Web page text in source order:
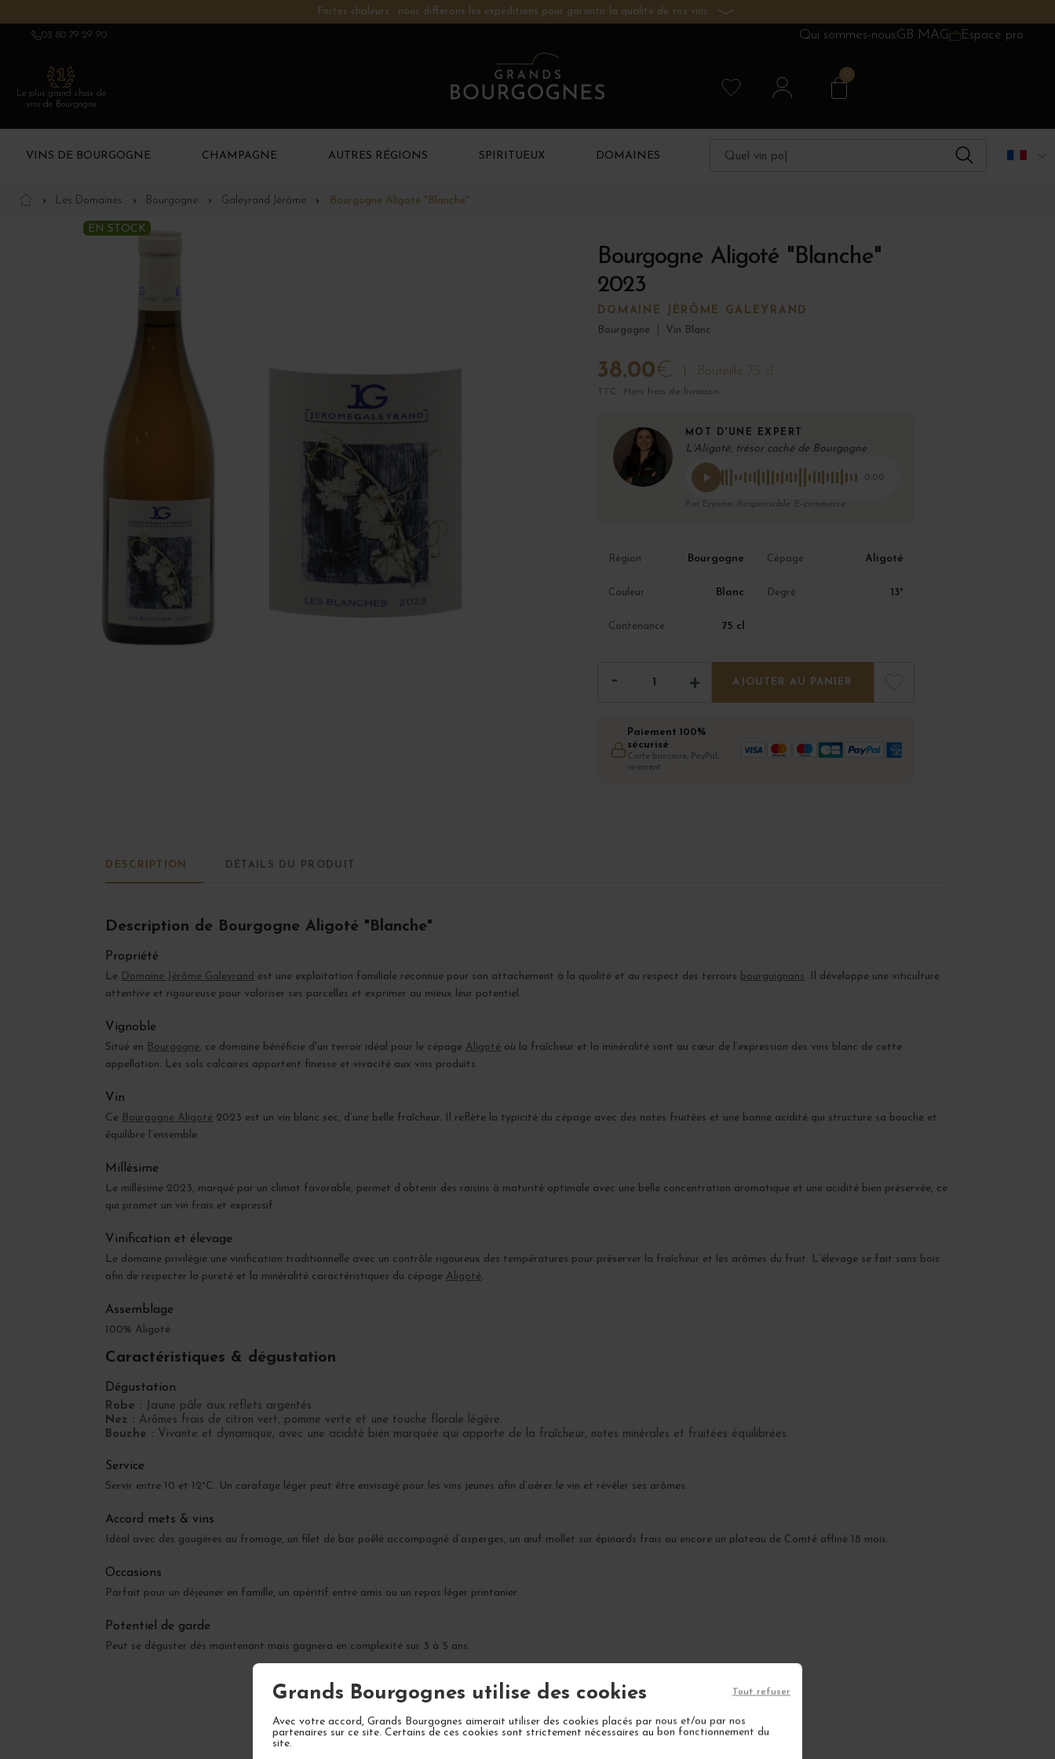
Grands Bourgognes utilise des cookies
Avec votre accord, Grands Bourgognes aimerait utiliser des cookies placés par nous et/ou par nos
partenaires sur ce site. Certains de ces cookies sont strictement nécessaires au bon fonctionnement du
site.
Tout refuser
Fortes chaleurs : nous différons les expéditions pour garantir la qualité de vos vins.
03 80 79 29 90 Qui sommes-nousGB MAG Espace pro
Le plus grand choix de
vins de Bourgogne
0
VINS DE BOURGOGNE CHAMPAGNE AUTRES RÉGIONS SPIRITUEUX DOMAINES
Les Domaines Bourgogne Galeyrand Jérôme Bourgogne Aligoté "Blanche"
EN STOCK
Bourgogne Aligoté "Blanche"
2023
DOMAINE JÉRÔME GALEYRAND
Bourgogne
Vin Blanc
38.00€ Bouteille 75 cl
TTC · Hors frais de livraison
MOT D'UNE EXPERT
L'Aligoté, trésor caché de Bourgogne
0:00
Par Eryane, Responsable E-commerce
Région Bourgogne Cépage Aligoté
Couleur Blanc Degré 13°
Contenance 75 cl
AJOUTER AU PANIER
Paiement 100%
sécurisé
Carte bancaire, PayPal,
virement
DESCRIPTION DÉTAILS DU PRODUIT
Description de Bourgogne Aligoté "Blanche"
Propriété
Le Domaine Jérôme Galeyrand est une exploitation familiale reconnue pour son attachement à la qualité et au respect des terroirs bourguignons. Il développe une viticulture
attentive et rigoureuse pour valoriser ses parcelles et exprimer au mieux leur potentiel.
Vignoble
Situé en Bourgogne, ce domaine bénéficie d'un terroir idéal pour le cépage Aligoté où la fraîcheur et la minéralité sont au cœur de l’expression des vins blanc de cette
appellation. Les sols calcaires apportent finesse et vivacité aux vins produits.
Vin
Ce Bourgogne Aligoté 2023 est un vin blanc sec, d’une belle fraîcheur. Il reflète la typicité du cépage avec des notes fruitées et une bonne acidité qui structure sa bouche et
équilibre l’ensemble.
Millésime
Le millésime 2023, marqué par un climat favorable, permet d’obtenir des raisins à maturité optimale avec une belle concentration aromatique et une acidité bien préservée, ce
qui promet un vin frais et expressif.
Vinification et élevage
Le domaine privilégie une vinification traditionnelle avec un contrôle rigoureux des températures pour préserver la fraîcheur et les arômes du fruit. L’élevage se fait sans bois
afin de respecter la pureté et la minéralité caractéristiques du cépage Aligoté.
Assemblage
100% Aligoté
Caractéristiques & dégustation
Dégustation
Robe : Jaune pâle aux reflets argentés.
Nez : Arômes frais de citron vert, pomme verte et une touche florale légère.
Bouche : Vivante et dynamique, avec une acidité bien marquée qui apporte de la fraîcheur, notes minérales et fruitées équilibrées.
Service
Servir entre 10 et 12°C. Un carafage léger peut être envisagé pour les vins jeunes afin d’aérer le vin et révéler ses arômes.
Accord mets & vins
Idéal avec des gougères au fromage, un filet de bar poêlé accompagné d’asperges, un œuf mollet sur épinards frais ou encore un plateau de Comté affiné 18 mois.
Occasions
Parfait pour un déjeuner en famille, un apéritif entre amis ou un repas léger printanier.
Potentiel de garde
Peut se déguster dès maintenant mais gagnera en complexité sur 3 à 5 ans.